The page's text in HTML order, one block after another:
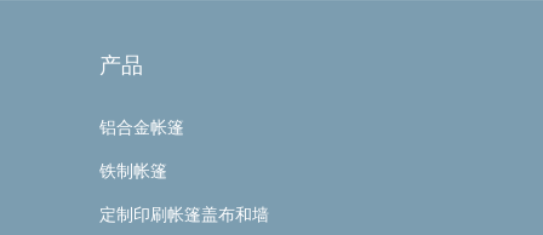
产品
铝合金帐篷
铁制帐篷
定制印刷帐篷盖布和墙